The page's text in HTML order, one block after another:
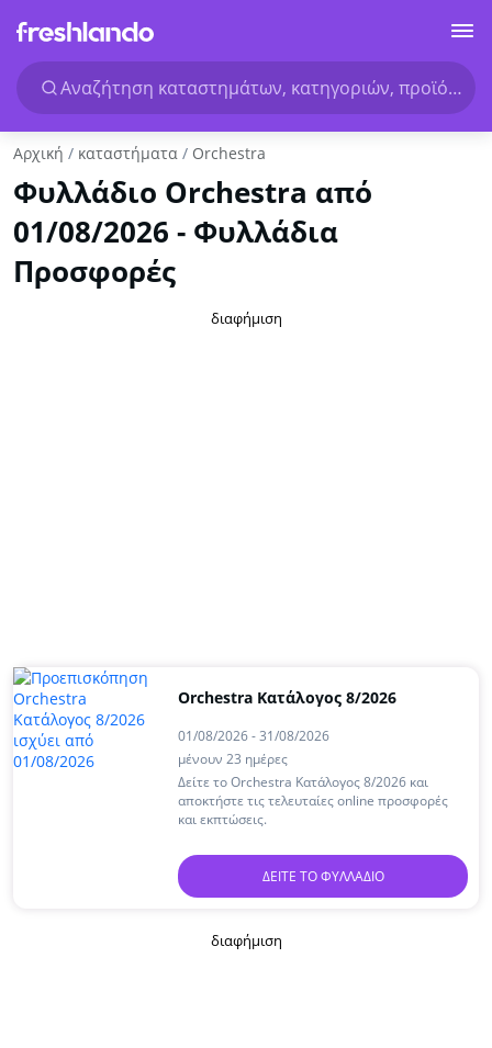
Αναζήτηση καταστημάτων, κατηγοριών,
Αρχική καταστήματα Orchestra
Φυλλάδιο Orchestra από
01/08/2026 - Φυλλάδια
Προσφορές
διαφήμιση
Orchestra Kατάλογος 8/2026
01/08/2026 - 31/08/2026
μένουν 23 ημέρες
Δείτε το Orchestra Kατάλογος 8/2026 και
αποκτήστε τις τελευταίες online προσφορές
και εκπτώσεις.
ΔΕΊΤΕ ΤΟ ΦΥΛΛΆΔΙΟ
διαφήμιση